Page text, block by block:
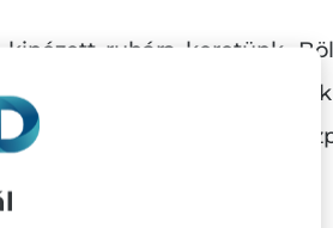
ruhára keretünk.
nálunk az
kisebb a keret.